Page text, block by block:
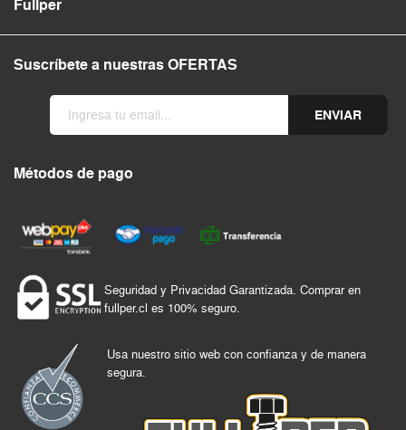
Fullper
Suscríbete a nuestras OFERTAS
ENVIAR
Métodos de pago
Seguridad y Privacidad Garantizada. Comprar en
fullper.cl es 100% seguro.
Usa nuestro sitio web con confianza y de manera
segura.